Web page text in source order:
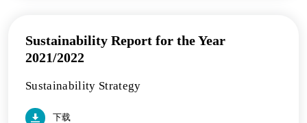
Sustainability Report for the Year
2021/2022
Sustainability Strategy
下载